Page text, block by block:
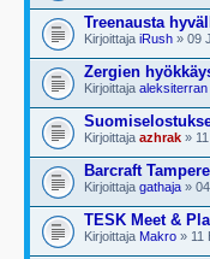
Treenausta
Kirjoittaja iRush » 09
Zergien
Kirjoittaja aleksiterran
Kirjoittaja azhrak »
Barcraft
Kirjoittaja gathaja »
TESK Meet &
Kirjoittaja Makro » 11